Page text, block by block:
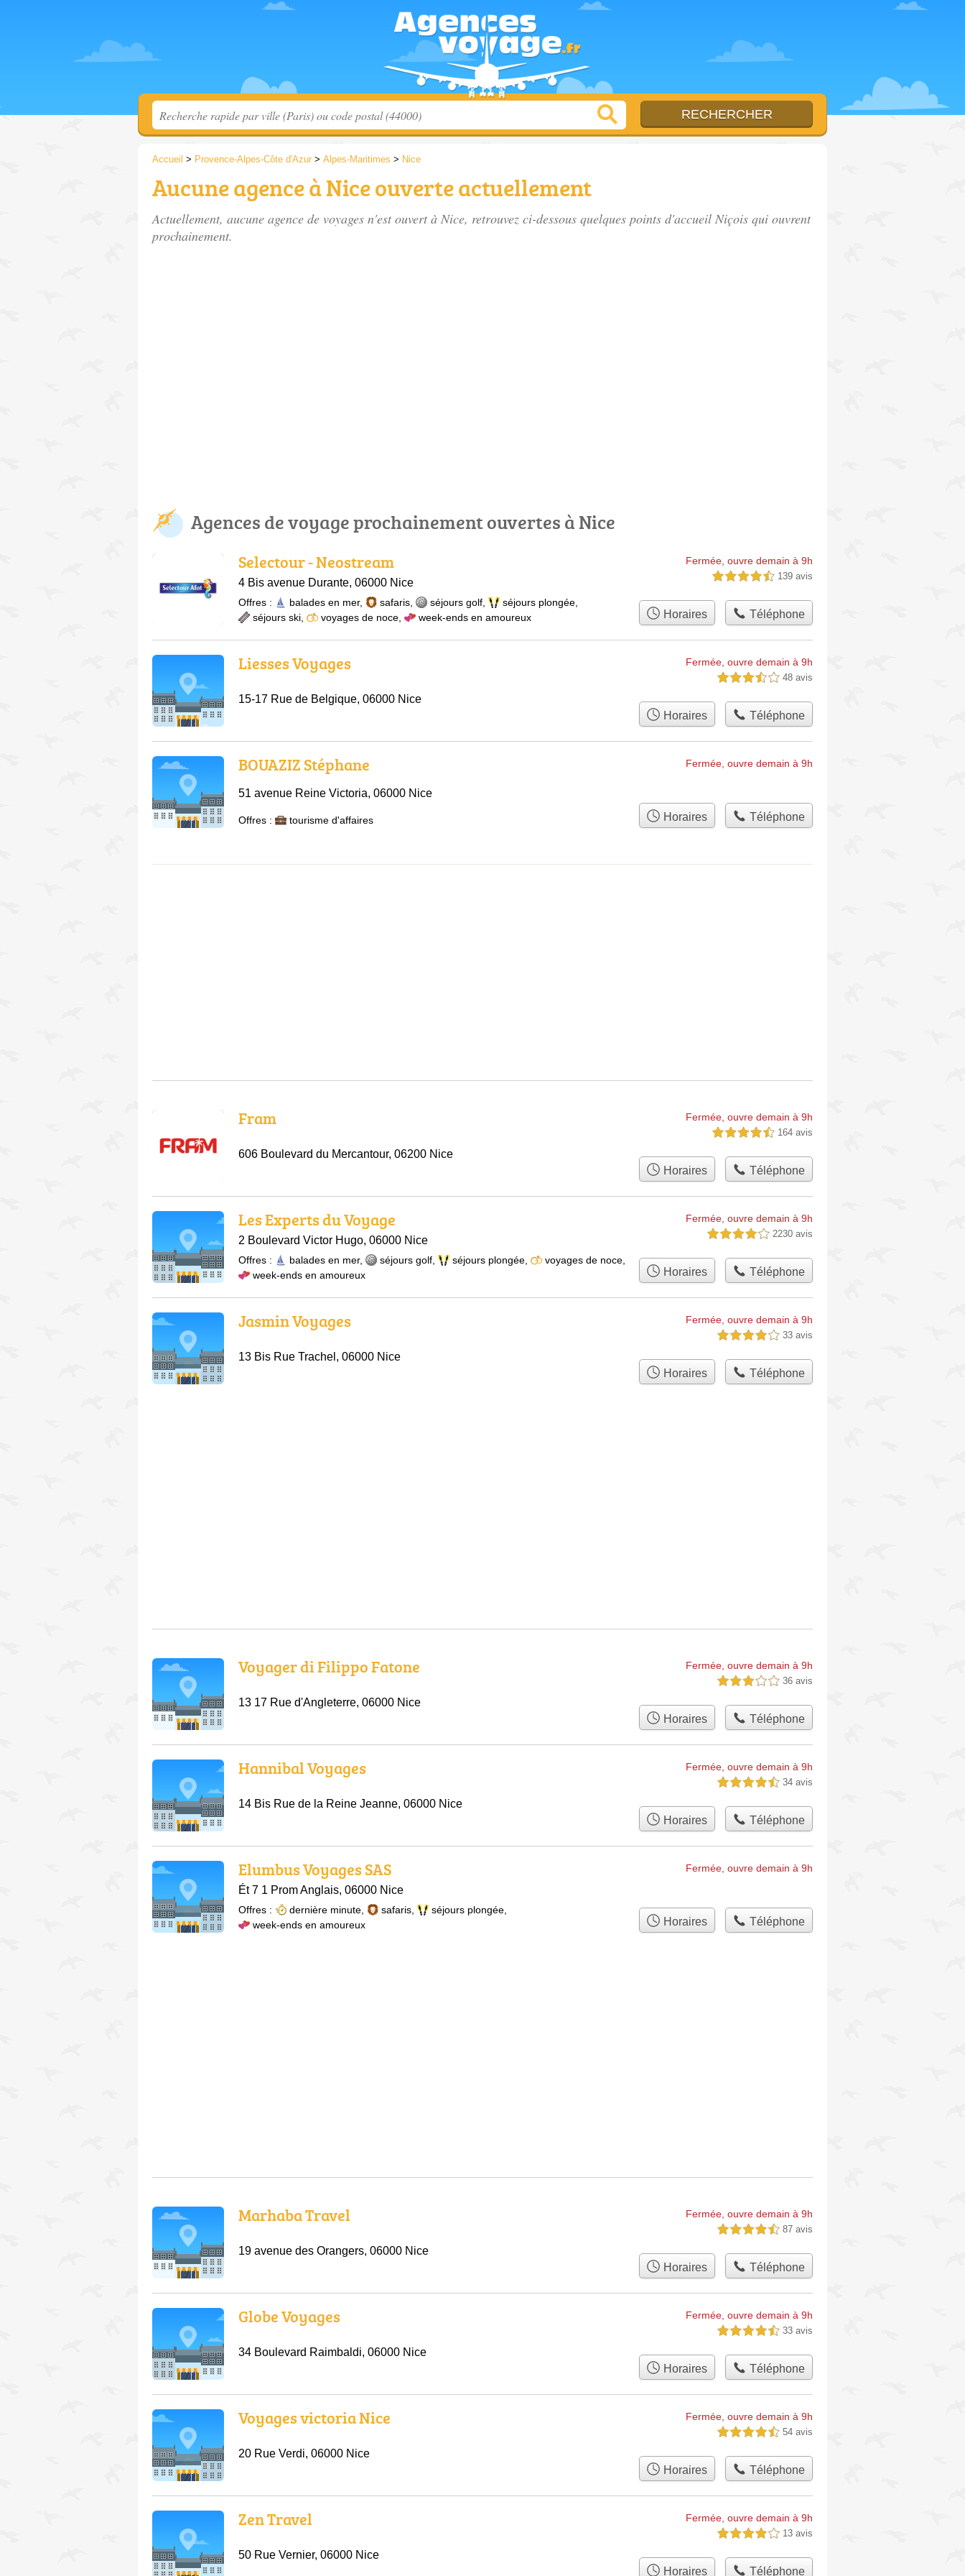
Accueil > Provence-Alpes-Côte d'Azur > Alpes-Maritimes > Nice
Aucune agence à Nice ouverte actuellement
Actuellement, aucune agence de voyages n'est ouvert à Nice, retrouvez ci-dessous quelques points d'accueil Niçois qui ouvrent
prochainement.
Agences de voyage prochainement ouvertes à Nice
Selectour - Neostream
4 Bis avenue Durante, 06000 Nice
Fermée, ouvre demain à 9h
4,5 étoiles sur 5 139 avis
Offres : balades en mer, safaris séjours golf séjours plongée
séjours ski
voyages de noce week-ends en amoureux Horaires Téléphone
Liesses Voyages
15-17 Rue de Belgique, 06000 Nice
Fermée, ouvre demain à 9h
3,5 étoiles sur 5 48 avis
Horaires Téléphone
BOUAZIZ Stéphane
51 avenue Reine Victoria, 06000 Nice
Fermée, ouvre demain à 9h
Offres : tourisme d'affaires Horaires Téléphone
Fram
606 Boulevard du Mercantour, 06200 Nice
Fermée, ouvre demain à 9h
4,5 étoiles sur 5 164 avis
Horaires Téléphone
Les Experts du Voyage
2 Boulevard Victor Hugo, 06000 Nice
Fermée, ouvre demain à 9h
4,0 étoiles sur 5 2230 avis
Offres : balades en mer, séjours golf séjours plongée voyages de noce
week-ends en amoureux
Horaires Téléphone
Jasmin Voyages
13 Bis Rue Trachel, 06000 Nice
Fermée, ouvre demain à 9h
4,0 étoiles sur 5 33 avis
Horaires Téléphone
Voyager di Filippo Fatone
13 17 Rue d'Angleterre, 06000 Nice
Fermée, ouvre demain à 9h
3,0 étoiles sur 5 36 avis
Horaires Téléphone
Hannibal Voyages
14 Bis Rue de la Reine Jeanne, 06000 Nice
Fermée, ouvre demain à 9h
4,5 étoiles sur 5 34 avis
Horaires Téléphone
Elumbus Voyages SAS
Ét 7 1 Prom Anglais, 06000 Nice
Fermée, ouvre demain à 9h
Offres : dernière minute safaris séjours plongée
week-ends en amoureux
Horaires Téléphone
Marhaba Travel
19 avenue des Orangers, 06000 Nice
Fermée, ouvre demain à 9h
4,5 étoiles sur 5 87 avis
Horaires Téléphone
Globe Voyages
34 Boulevard Raimbaldi, 06000 Nice
Fermée, ouvre demain à 9h
4,5 étoiles sur 5 33 avis
Horaires Téléphone
Voyages victoria Nice
20 Rue Verdi, 06000 Nice
Fermée, ouvre demain à 9h
4,5 étoiles sur 5 54 avis
Horaires Téléphone
Zen Travel
50 Rue Vernier, 06000 Nice
Fermée, ouvre demain à 9h
4,0 étoiles sur 5 13 avis
Horaires Téléphone